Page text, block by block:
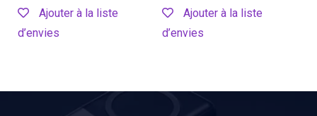
Ajouter à la liste
d’envies
Ajouter à la liste
d’envies